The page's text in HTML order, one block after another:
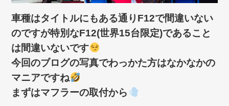
車種はタイトルにもある通りF12で間違いない
のですが特別なF12(世界15台限定)であること
は間違いないです
今回のブログの写真でわっかた方はなかなかの
マニアですね
まずはマフラーの取付から